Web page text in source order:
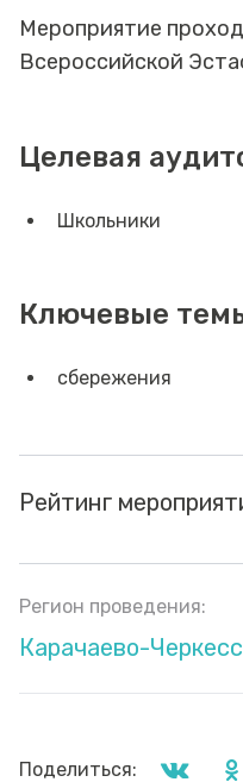
Мероприятие
Всероссийской
Целевая
Школьники
Ключевые
сбережения
Рейтинг
Регион проведения:
Карачаево-
Поделиться: